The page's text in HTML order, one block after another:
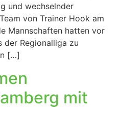
und wechselnder
von Trainer Hook am
Mannschaften hatten vor
der Regionalliga zu
[…]
mit